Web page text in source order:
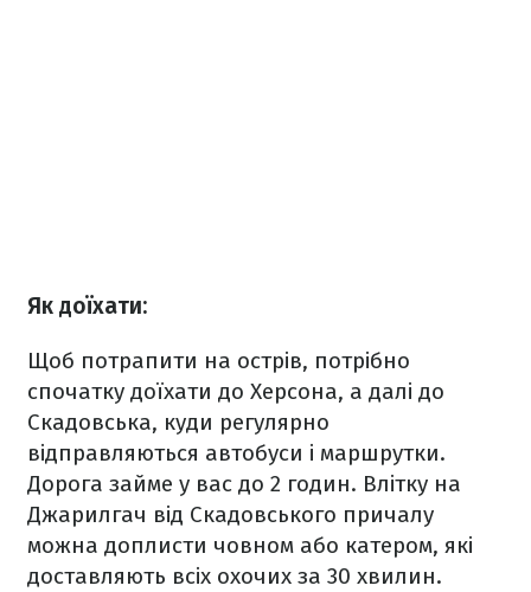
Як доїхати:
Щоб потрапити на острів, потрібно
спочатку доїхати до Херсона, а далі до
Скадовська, куди регулярно
відправляються автобуси і маршрутки.
Дорога займе у вас до 2 годин. Влітку на
Джарилгач від Скадовського причалу
можна доплисти човном або катером, які
доставляють всіх охочих за 30 хвилин.